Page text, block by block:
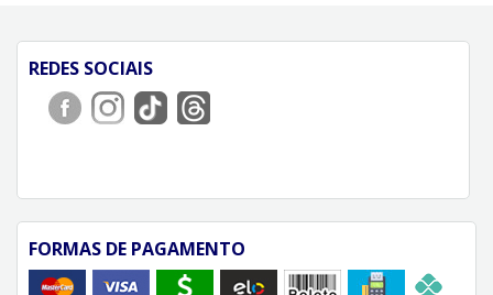
REDES SOCIAIS
FORMAS DE PAGAMENTO